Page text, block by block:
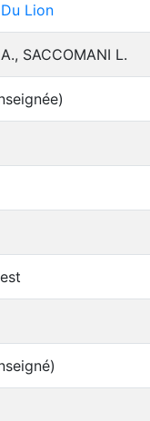
Lion
SACCOMANI L.